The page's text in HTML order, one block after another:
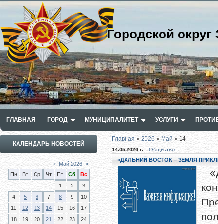
Городской
ГЛАВНАЯ ГОРОД МУНИЦИПАЛИТЕТ УСЛУГИ
КАЛЕНДАРЬ НОВОСТЕЙ
« Май 2026 »
Пн
Вт Ср Чт Пт Сб
Вс
1
2
3
4
5 6 7 8 9
10
11
12 13 14 15 16
17
18
19 20 21 22 23
24
Главная»2026 » Май » 14
14.05.2026 г.
Общество
«ДАЛЬНИЙ ВОСТОК – ЗЕМЛЯ